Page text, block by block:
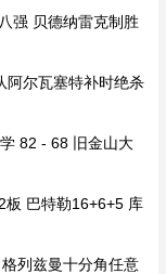
强 贝德纳雷克制胜
阿尔瓦塞特补时绝杀
82 - 68 旧金山大
板 巴特勒16+6+5 库
列兹曼十分角任意